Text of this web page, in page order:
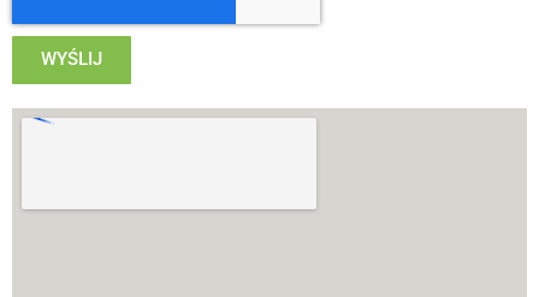
WYŚLIJ